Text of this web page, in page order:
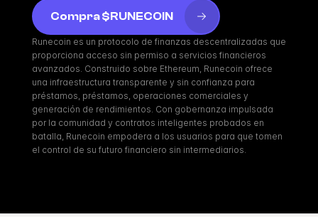
Compra $RUNECOIN
Runecoin es un protocolo de finanzas descentralizadas que
proporciona acceso sin permiso a servicios financieros
avanzados. Construido sobre Ethereum, Runecoin ofrece
una infraestructura transparente y sin confianza para
préstamos, préstamos, operaciones comerciales y
generación de rendimientos. Con gobernanza impulsada
por la comunidad y contratos inteligentes probados en
batalla, Runecoin empodera a los usuarios para que tomen
el control de su futuro financiero sin intermediarios.